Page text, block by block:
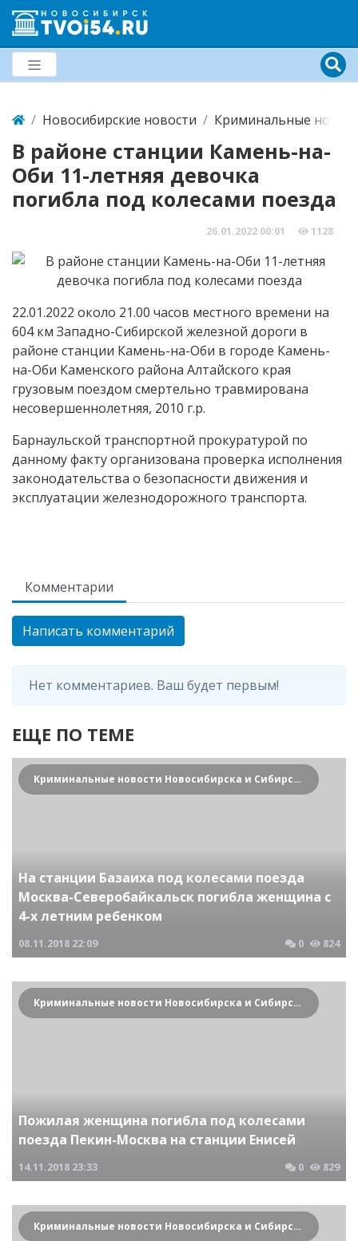
Новосибирские новости Криминальные
В районе станции Камень-на-
Оби 11-летняя девочка
погибла под колесами поезда
26.01.2022 00:01 1128
22.01.2022 около 21.00 часов местного времени на
604 км Западно-Сибирской железной дороги в
районе станции Камень-на-Оби в городе Камень-
на-Оби Каменского района Алтайского края
грузовым поездом смертельно травмирована
несовершеннолетняя, 2010 г.р.
Барнаульской транспортной прокуратурой по
данному факту организована проверка исполнения
законодательства о безопасности движения и
эксплуатации железнодорожного транспорта.
Комментарии
Написать комментарий
Нет комментариев. Ваш будет первым!
ЕЩЕ ПО ТЕМЕ
Криминальные новости Новосибирска и Сибирского региона
На станции Базаиха под колесами поезда
Москва-Северобайкальск погибла женщина с
4-х летним ребенком
08.11.2018 22:09 0 824
Криминальные новости Новосибирска и Сибирского региона
Пожилая женщина погибла под колесами
поезда Пекин-Москва на станции Енисей
14.11.2018 23:33 0 829
Криминальные новости Новосибирска и Сибирского региона